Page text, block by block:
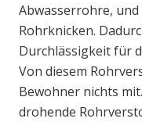
Abwasserrohre,
Rohrknicken.
Durchlässigkeit für
Von diesem
Bewohner nichts
drohende